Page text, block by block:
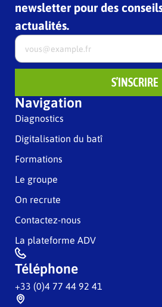
newsletter pour des
actualités.
S’INSCRIRE
Navigation
Diagnostics
Digitalisation du batî
Formations
Le groupe
On recrute
Contactez-nous
La plateforme ADV
Téléphone
+33 (0)4 77 44 92 41